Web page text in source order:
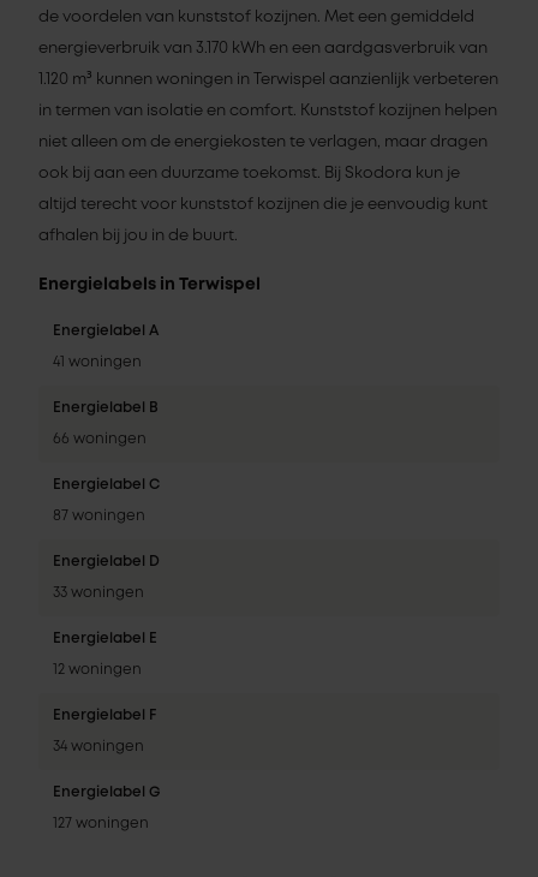
de voordelen van kunststof kozijnen. Met een gemiddeld
energieverbruik van 3.170 kWh en een aardgasverbruik van
1.120 m³ kunnen woningen in Terwispel aanzienlijk verbeteren
in termen van isolatie en comfort. Kunststof kozijnen helpen
niet alleen om de energiekosten te verlagen, maar dragen
ook bij aan een duurzame toekomst. Bij Skodora kun je
altijd terecht voor kunststof kozijnen die je eenvoudig kunt
afhalen bij jou in de buurt.
Energielabels in Terwispel
Energielabel A
41 woningen
Energielabel B
66 woningen
Energielabel C
87 woningen
Energielabel D
33 woningen
Energielabel E
12 woningen
Energielabel F
34 woningen
Energielabel G
127 woningen